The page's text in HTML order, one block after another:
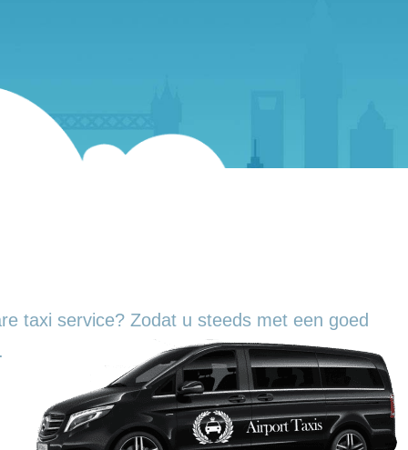
taxi service? Zodat u steeds met een goed